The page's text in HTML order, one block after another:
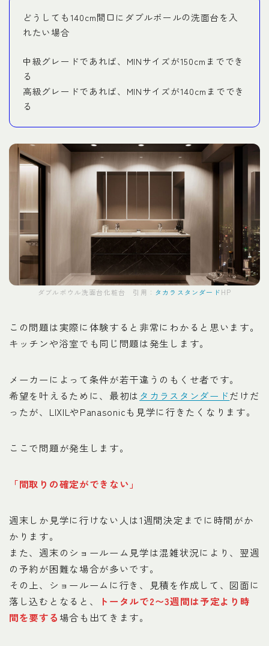
どうしても140cm間口にダブルボールの洗面台を入
れたい場合
中級グレードであれば、MINサイズが150cmまででき
る
高級グレードであれば、MINサイズが140cmまででき
る
ダブルボウル洗面台化粧台 引用： タカラスタンダードHP
この問題は実際に体験すると非常にわかると思います。
キッチンや浴室でも同じ問題は発生します。
メーカーによって条件が若干違うのもくせ者です。
希望を叶えるために、最初は タカラスタンダードだけだ
ったが、LIXILやPanasonicも見学に行きたくなります。
ここで問題が発生します。
「間取りの確定ができない」
週末しか見学に行けない人は1週間決定までに時間がか
かります。
また、週末のショールーム見学は混雑状況により、翌週
の予約が困難な場合が多いです。
その上、ショールームに行き、見積を作成して、図面に
落し込むとなると、
トータルで2〜3週間は予定より時
間を要する 場合も出てきます。